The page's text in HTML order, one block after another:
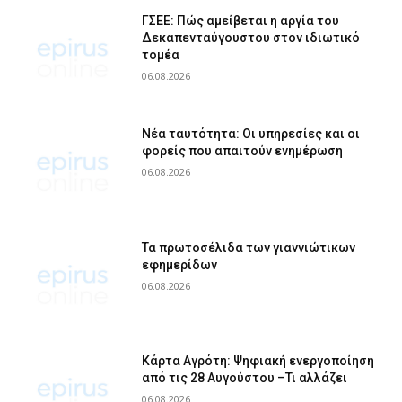
ΓΣΕΕ: Πώς αμείβεται η αργία του
Δεκαπενταύγουστου στον ιδιωτικό
τομέα
06.08.2026
Νέα ταυτότητα: Οι υπηρεσίες και οι
φορείς που απαιτούν ενημέρωση
06.08.2026
Τα πρωτοσέλιδα των γιαννιώτικων
εφημερίδων
06.08.2026
Κάρτα Αγρότη: Ψηφιακή ενεργοποίηση
από τις 28 Αυγούστου –Τι αλλάζει
06.08.2026